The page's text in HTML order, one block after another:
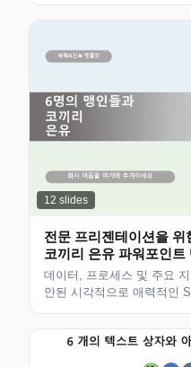
12 slides
전문 프리젠테이션을
코끼리 은유 파워포인트
데이터, 프로세스 및 주요
안된 시각적으로 매력적인
팀 회의에 적합합니다. 완